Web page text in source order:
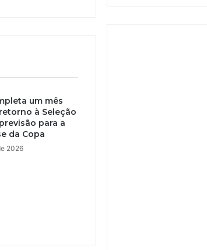
um mês
à Seleção
para a
da Copa
2026